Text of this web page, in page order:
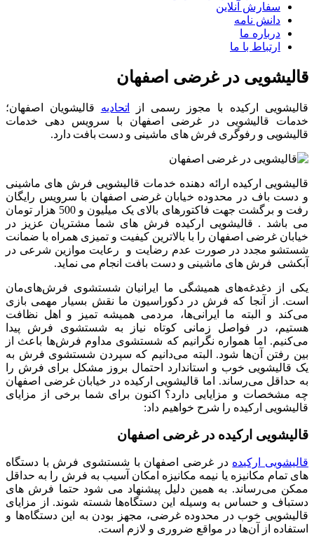
سفارش آنلاین
دانش نامه
درباره ما
ارتباط با ما
قالیشویی در غرضی اصفهان
قالیشویی ارکیده با مجوز رسمی از اتحادیه قالیشویان اصفهان؛
خدمات قالیشویی در غرضی اصفهان با سرویس دهی خدمات
قالیشویی و رفوگری فرش های ماشینی و دست بافت دارد.
قالیشویی ارکیده ارائه دهنده خدمات قالیشویی فرش های ماشینی
و دست باف در محدوده خیابان غرضی اصفهان با سرویس رایگان
رفت و برگشت جهت فاکتورهای بالای یک میلیون و 500 هزار تومان
می باشد . قالیشویی ارکیده فرش های شما مشتریان عزیز در
خیابان غرضی اصفهان را با بالاترین کیفیت و تمیزی همراه با ضمانت
شستشو مجدد در صورت عدم رضایت و رعایت موازین شرعی در
آبکشی فرش های ماشینی و دست بافت انجام می نماید.
یکی از دغدغه‌های همیشگی ما ایرانیان شستشوی فرش‌های‌مان
است. از آنجا که فرش در دکوراسیون ما نقش بسیار مهمی بازی
می‌کند و البته ما ایرانی‌ها، مردمی همیشه تمیز و اهل نظافت
هستیم، در فواصل زمانی کوتاه نیاز به شستشوی فرش پیدا
می‌کنیم. اما همواره نگرانیم که شستشوی مداوم فرش‌ها باعث از
بین رفتن آن‌ها شود. البته می‌دانیم که سپردن شستشوی فرش به
یک قالیشویی خوب و استاندارد احتمال بروز مشکل برای فرش را
به‌ حداقل می‌رساند. اما قالیشویی ارکیده در خیابان غرضی اصفهان
چه مشخصات و مزایایی دارد؟ اکنون برای شما برخی از مزایای
قالیشویی ارکیده را شرح خواهیم داد:
قالیشویی ارکیده در غرضی اصفهان
قالیشویی ارکیده در غرضی اصفهان با شستشوی فرش با دستگاه‌
های تمام مکانیزه یا نیمه مکانیزه امکان آسیب به فرش را به حداقل
ممکن می‌رساند. به‌ همین دلیل پیشنهاد می‌ شود حتما فرش‌ های
دستباف و حساس به وسیله این دستگاه‌ها شسته شوند. از مزایای
قالیشویی خوب در محدوده غرضی، مجهز بودن به این دستگاه‌ها و
استفاده از آن‌ها در مواقع ضروری و لازم است.